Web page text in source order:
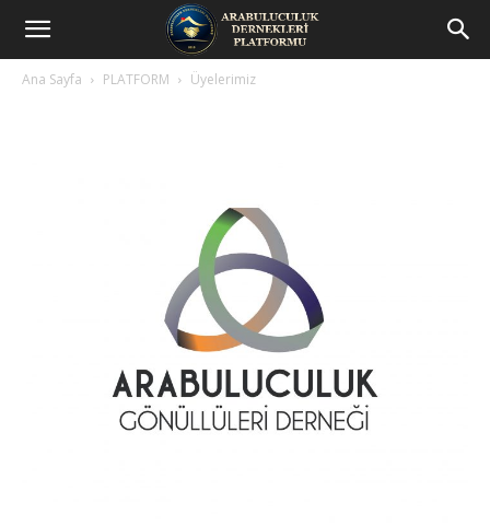
Arabuluculuk
Ana Sayfa PLATFORM Üyelerimiz